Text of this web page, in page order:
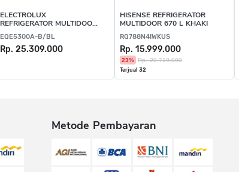
ELECTROLUX
REFRIGERATOR MULTIDOOR
582 L BLACK
EQE5300A-B/BL
Rp. 25.309.000
HISENSE REFRIGERATOR
MULTIDOOR 670 L KHAKI
RQ788N4IWKUS
Rp. 15.999.000
23% Rp. 20.719.000
Terjual 32
Metode Pembayaran